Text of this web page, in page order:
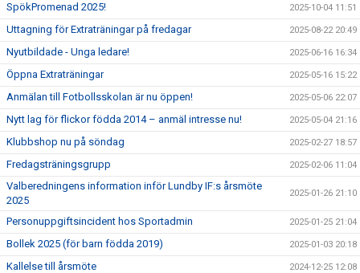
SpökPromenad 2025! 2025-10-04 11:51
Uttagning för Extraträningar på fredagar 2025-08-22 20:49
Nyutbildade - Unga ledare! 2025-06-16 16:34
Öppna Extraträningar 2025-05-16 15:22
Anmälan till Fotbollsskolan är nu öppen! 2025-05-06 22:07
Nytt lag för flickor födda 2014 – anmäl intresse nu! 2025-05-04 21:16
Klubbshop nu på söndag 2025-02-27 18:57
Fredagsträningsgrupp 2025-02-06 11:04
Valberedningens information inför Lundby IF:s årsmöte
2025
2025-01-26 21:10
Personuppgiftsincident hos Sportadmin 2025-01-25 21:04
Bollek 2025 (för barn födda 2019) 2025-01-03 20:18
Kallelse till årsmöte 2024-12-25 12:08